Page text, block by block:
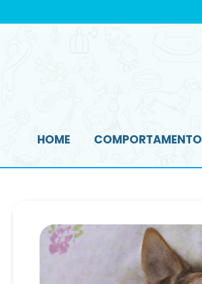
HOME COMPORTAMENTO